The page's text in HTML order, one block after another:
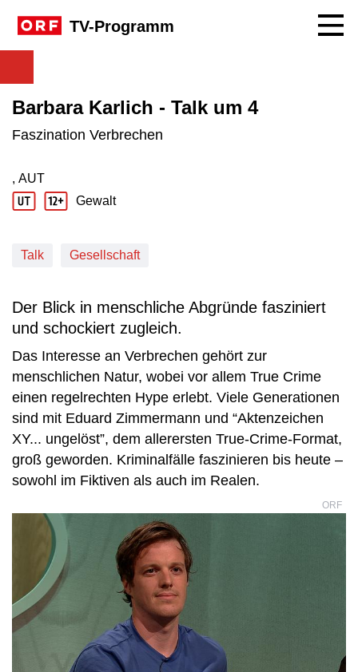
TV-Programm
Barbara Karlich - Talk um 4
Faszination Verbrechen
Produktionsland: AUT
, AUT
Jugendschutz Beschreibung: Gewalt
Gewalt
Talk Gesellschaft
Der Blick in menschliche Abgründe fasziniert
und schockiert zugleich.
Das Interesse an Verbrechen gehört zur
menschlichen Natur, wobei vor allem True Crime
einen regelrechten Hype erlebt. Viele Generationen
sind mit Eduard Zimmermann und “Aktenzeichen
XY... ungelöst”, dem allerersten True-Crime-Format,
groß geworden. Kriminalfälle faszinieren bis heute –
sowohl im Fiktiven als auch im Realen.
ORF